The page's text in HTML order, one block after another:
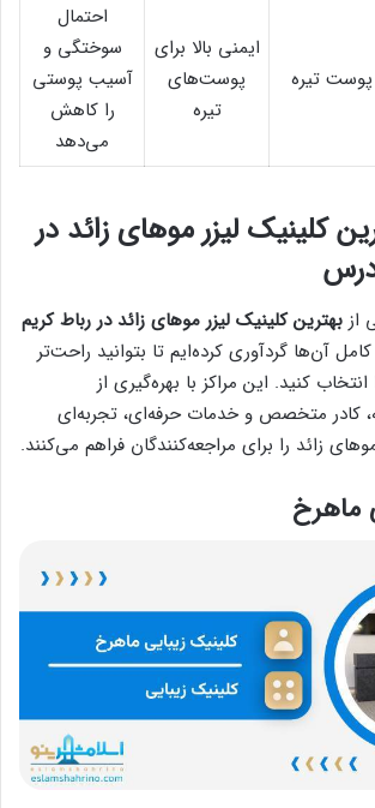
پوست تیره
ایمنی بالا برای
پوست‌های
تیره
احتمال
سوختگی و
آسیب پوستی
را کاهش
می‌دهد
کلینیک لیزر موهای زائد در
از بهترین کلینیک‌ لیزر موهای زائد در رباط کریم
آن‌ها گردآوری کرده‌ایم تا بتوانید راحت‌تر
کنید. این مراکز با بهره‌گیری از
کادر متخصص و خدمات حرفه‌ای، تجربه‌ای
زائد را برای مراجعه‌کنندگان فراهم می‌کنند.
ماهرخ